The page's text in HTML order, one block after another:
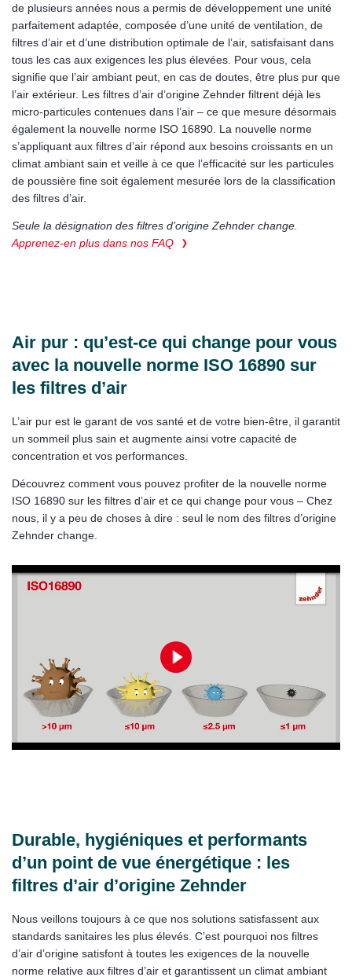
de plusieurs années nous a permis de développement une unité
parfaitement adaptée, composée d’une unité de ventilation, de
filtres d’air et d’une distribution optimale de l’air, satisfaisant dans
tous les cas aux exigences les plus élevées. Pour vous, cela
signifie que l’air ambiant peut, en cas de doutes, être plus pur que
l’air extérieur. Les filtres d’air d’origine Zehnder filtrent déjà les
micro-particules contenues dans l’air – ce que mesure désormais
également la nouvelle norme ISO 16890. La nouvelle norme
s’appliquant aux filtres d’air répond aux besoins croissants en un
climat ambiant sain et veille à ce que l’efficacité sur les particules
de poussière fine soit également mesurée lors de la classification
des filtres d’air.
Seule la désignation des filtres d’origine Zehnder change.
Apprenez-en plus dans nos FAQ
Air pur : qu’est-ce qui change pour vous
avec la nouvelle norme ISO 16890 sur
les filtres d’air
L’air pur est le garant de vos santé et de votre bien-être, il garantit
un sommeil plus sain et augmente ainsi votre capacité de
concentration et vos performances.
Découvrez comment vous pouvez profiter de la nouvelle norme
ISO 16890 sur les filtres d’air et ce qui change pour vous – Chez
nous, il y a peu de choses à dire : seul le nom des filtres d’origine
Zehnder change.
Durable, hygiéniques et performants
d’un point de vue énergétique : les
filtres d’air d’origine Zehnder
Nous veillons toujours à ce que nos solutions satisfassent aux
standards sanitaires les plus élevés. C’est pourquoi nos filtres
d’air d’origine satisfont à toutes les exigences de la nouvelle
norme relative aux filtres d’air et garantissent un climat ambiant